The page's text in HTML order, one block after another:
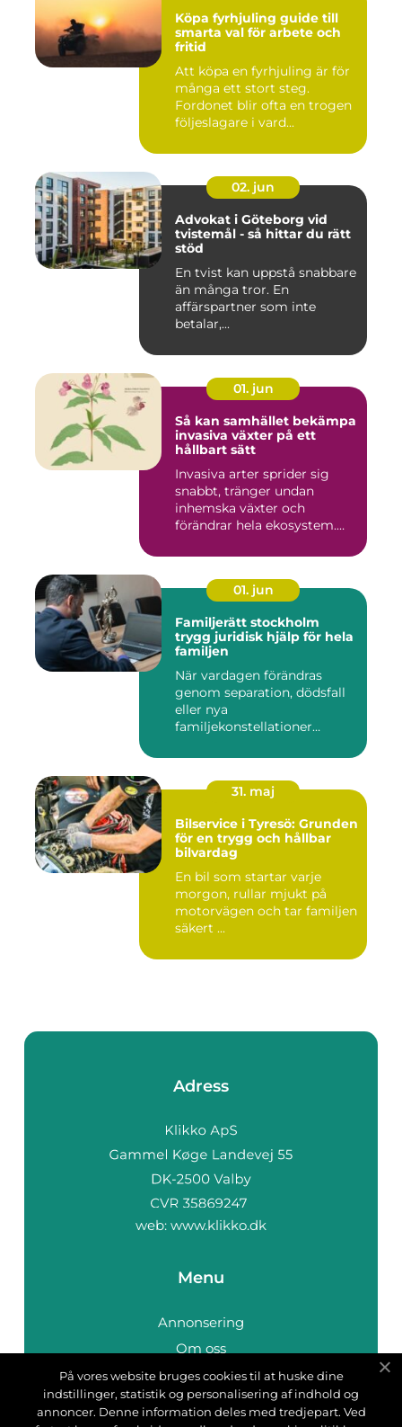
Köpa fyrhjuling guide till
smarta val för arbete och
fritid
Att köpa en fyrhjuling är för
många ett stort steg.
Fordonet blir ofta en trogen
följeslagare i vard...
02. jun
Advokat i Göteborg vid
tvistemål - så hittar du rätt
stöd
En tvist kan uppstå snabbare
än många tror. En
affärspartner som inte
betalar,...
01. jun
Så kan samhället bekämpa
invasiva växter på ett
hållbart sätt
Invasiva arter sprider sig
snabbt, tränger undan
inhemska växter och
förändrar hela ekosystem.
01. jun
Familjerätt stockholm
trygg juridisk hjälp för hela
familjen
När vardagen förändras
genom separation, dödsfall
eller nya
familjekonstellationer
31. maj
Bilservice i Tyresö: Grunden
för en trygg och hållbar
bilvardag
En bil som startar varje
morgon, rullar mjukt på
motorvägen och tar familjen
säkert ...
Adress
web: www.klikko.dk
Menu
Annonsering
Om oss
Cookies
Kontakta oss
På vores website bruges cookies til at huske dine
indstillinger, statistik og personalisering af indhold og
annoncer. Denne information deles med tredjepart. Ved